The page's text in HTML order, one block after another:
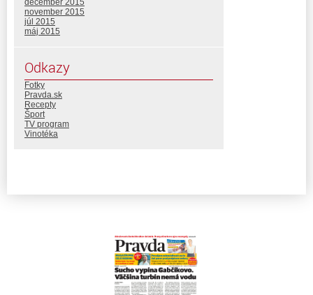
november 2015
júl 2015
máj 2015
Odkazy
Fotky
Pravda.sk
Recepty
Šport
TV program
Vinotéka